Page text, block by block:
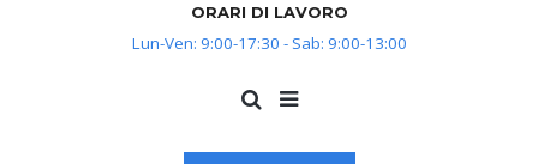
ORARI DI LAVORO
Lun-Ven: 9:00-17:30 - Sab: 9:00-13:00